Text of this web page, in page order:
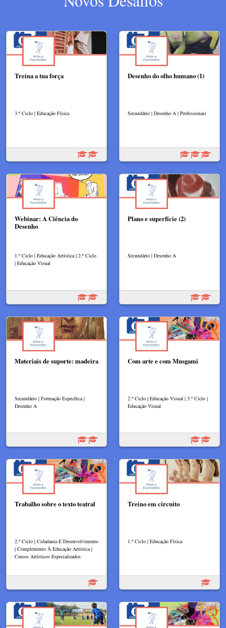
Treina a tua força
3.º Ciclo | Educação Física
Desenho do olho humano (1)
Secundário | Desenho A | Profissionais
Webinar: A Ciência do
Desenho
1.º Ciclo | Educação Artística | 2.º Ciclo
| Educação Visual
Plano e superfície (2)
Secundário | Desenho A
Materiais de suporte: madeira
Secundário | Formação Específica |
Desenho A
Com arte e com Musgami
2.º Ciclo | Educação Visual | 3.º Ciclo |
Educação Visual
Trabalho sobre o texto teatral
2.º Ciclo | Cidadania E Desenvolvimento
| Complemento À Educação Artística |
Cursos Artísticos Especializados
Treino em circuito
1.º Ciclo | Educação Física